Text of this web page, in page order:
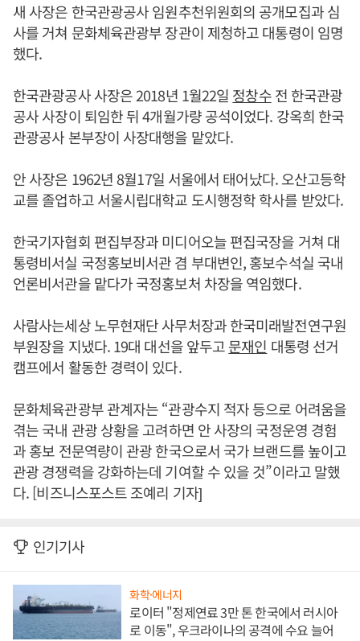
새 사장은 한국관광공사 임원추천위원회의 공개모집과 심
사를 거쳐 문화체육관광부 장관이 제청하고 대통령이 임명
했다.
한국관광공사 사장은 2018년 1월22일 정창수전 한국관광
공사 사장이 퇴임한 뒤 4개월가량 공석이었다. 강옥희 한국
관광공사 본부장이 사장대행을 맡았다.
안 사장은 1962년 8월17일 서울에서 태어났다. 오산고등학
교를 졸업하고 서울시립대학교 도시행정학 학사를 받았다.
한국기자협회 편집부장과 미디어오늘 편집국장을 거쳐 대
통령비서실 국정홍보비서관 겸 부대변인, 홍보수석실 국내
언론비서관을 맡다가 국정홍보처 차장을 역임했다.
사람사는세상 노무현재단 사무처장과 한국미래발전연구원
부원장을 지냈다. 19대 대선을 앞두고문재인 대통령 선거
캠프에서 활동한 경력이 있다.
문화체육관광부 관계자는 “관광수지 적자 등으로 어려움을
겪는 국내 관광 상황을 고려하면 안 사장의 국정운영 경험
과 홍보 전문역량이 관광 한국으로서 국가 브랜드를 높이고
관광 경쟁력을 강화하는데 기여할 수 있을 것”이라고 말했
다. [비즈니스포스트 조예리 기자]
인기기사
화학·에너지
로이터 "정제연료 3만 톤 한국에서 러시아
로 이동", 우크라이나의 공격에 수요 늘어